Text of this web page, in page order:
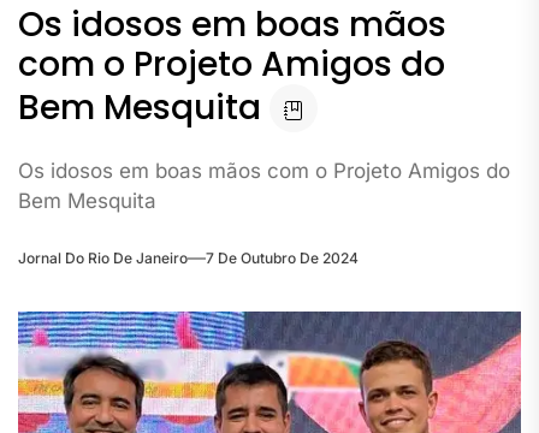
Os idosos em boas mãos
com o Projeto Amigos do
Bem Mesquita
Os idosos em boas mãos com o Projeto Amigos do
Bem Mesquita
Jornal Do Rio De Janeiro 7 De Outubro De 2024